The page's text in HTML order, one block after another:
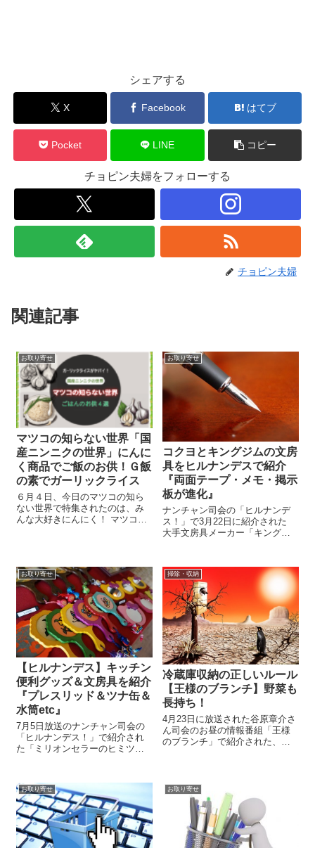
シェアする
X Facebook はてブ
Pocket LINE コピー
チョピン夫婦をフォローする
チョピン夫婦
関連記事
お取り寄せ
マツコの知らない世界「国
産ニンニクの世界」にんに
く商品でご飯のお供！Ｇ飯
の素でガーリックライス
６月４日、今日のマツコの知ら
ない世界で特集されたのは、み
んな大好きにんにく！ マツコの
常備したいニンニク商品」に注
目！ ごは...
お取り寄せ
コクヨとキングジムの文房
具をヒルナンデスで紹介
『両面テープ・メモ・掲示
板が進化』
ナンチャン司会の「ヒルナンデ
ス！」で3月22日に紹介された
大手文房具メーカー「キングジ
ー「ギョーカイ関ヶ原」で文房
具に大きな革命をもたらす業界
シェア№1の「コクヨ」と1927年
創業...
お取り寄せ
【ヒルナンデス】キッチン
便利グッズ＆文房具を紹介
『プレスリッド＆ツナ缶＆
水筒etc』
7月5日放送のナンチャン司会の
「ヒルナンデス！」で紹介され
た「ミリオンセラーのヒミツ探
す！！進化した今話題のキッチ
ン便利グッズや文房具などのア
イデア商品が紹介されました。
暑い夏を乗り切...
掃除・収納
冷蔵庫収納の正しいルール
【王様のブランチ】野菜も
長持ち！
4月23日に放送された谷原章介さ
ん司会のお昼の情報番組「王様
のブランチ」で紹介された、正
家でおもてなしプランアンーの
高木ゑみ先生が教えてくれまし
た。 普段...
お取り寄せ お取り寄せ